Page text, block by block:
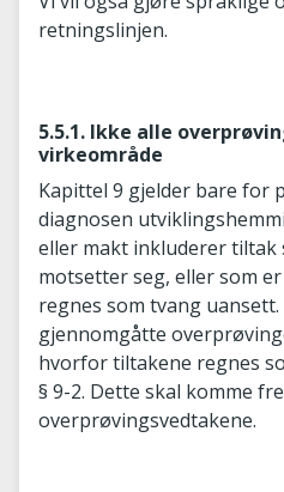
retningslinjen.
5.5.1. Ikke alle
virkeområde
Kapittel 9 gjelder bare for
diagnosen
eller makt inkluderer tiltak
motsetter seg, eller som
regnes som tvang
gjennomgåtte
hvorfor tiltakene regnes
§ 9-2. Dette skal komme
overprøvingsvedtakene.